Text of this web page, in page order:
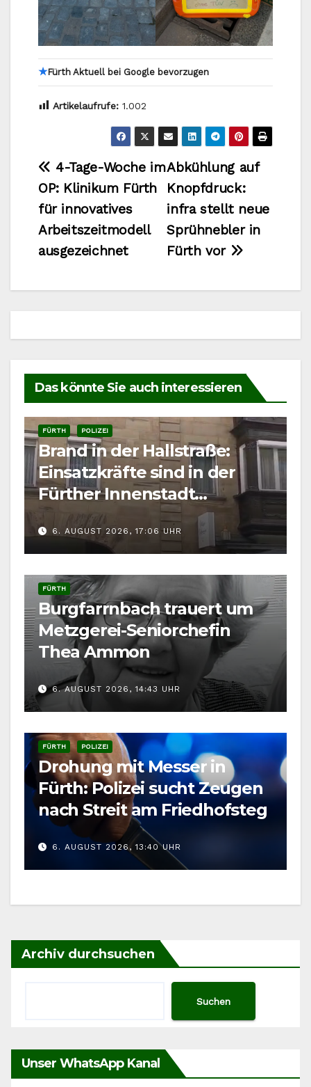
★Fürth Aktuell bei Google bevorzugen
Artikelaufrufe: 1.002
Beitragsnavigation
Abkühlung auf
Knopfdruck:
infra stellt neue
Sprühnebler in
Fürth vor
4-Tage-Woche im
OP: Klinikum Fürth
für innovatives
Arbeitszeitmodell
ausgezeichnet
Das könnte Sie auch interessieren
FÜRTH POLIZEI
Brand in der Hallstraße:
Einsatzkräfte sind in der
Fürther Innenstadt
gefordert
6. AUGUST 2026, 17:06 UHR
FÜRTH
Burgfarrnbach trauert um
Metzgerei-Seniorchefin
Thea Ammon
6. AUGUST 2026, 14:43 UHR
FÜRTH POLIZEI
Drohung mit Messer in
Fürth: Polizei sucht Zeugen
nach Streit am Friedhofsteg
6. AUGUST 2026, 13:40 UHR
Archiv durchsuchen
Suchen
Unser WhatsApp Kanal